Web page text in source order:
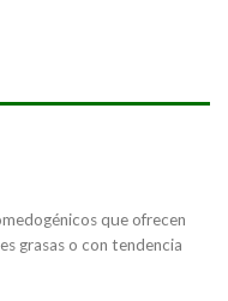
que ofrecen
grasas o con tendencia